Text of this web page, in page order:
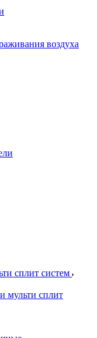
воздуха
сплит систем
мульти сплит